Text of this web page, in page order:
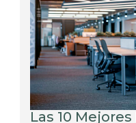
Las 10